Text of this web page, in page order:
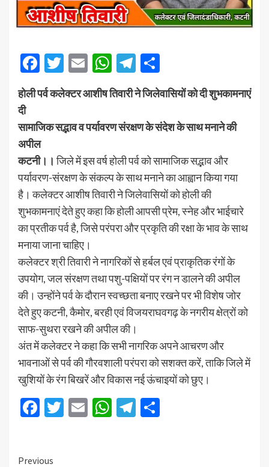
Facebook
Twitter
EmailWhatsApp
Telegram
होली पर्व कलेक्टर आशीष तिवारी ने जिलेवासियों को दी शुभकामनाएं
दी
सामाजिक सद्भाव व पर्यावरण संरक्षण के संदेश के साथ मनाने की
अपील
कटनी।। जिले में इस वर्ष होली पर्व को सामाजिक सद्भाव और
पर्यावरण-संरक्षण के संकल्प के साथ मनाने का आह्वान किया गया
है। कलेक्टर आशीष तिवारी ने जिलेवासियों को होली की
शुभकामनाएं देते हुए कहा कि होली आपसी प्रेम, स्नेह और भाईचारे
का प्रतीक पर्व है, जिसे परंपरा और प्रकृति की रक्षा के भाव के साथ
मनाया जाना चाहिए।
कलेक्टर श्री तिवारी ने नागरिकों से हर्बल एवं प्राकृतिक रंगों के
उपयोग, जल संरक्षण तथा पशु-पक्षियों पर रंग न डालने की अपील
की। उन्होंने पर्व के दौरान स्वच्छता बनाए रखने पर भी विशेष जोर
देते हुए कटनी, कैमोर, बरही एवं विजयराघवगढ़ के नगरीय क्षेत्रों को
साफ-सुथरा रखने की अपील की।
अंत में कलेक्टर ने कहा कि सभी नागरिक अपने आचरण और
भावनाओं से पर्व की गौरवशाली परंपरा को सशक्त करें, ताकि जिले में
खुशियों के रंग बिखरें और विकास नई ऊंचाइयों को छुए।
Facebook
Twitter
EmailWhatsApp
Telegram
Previous